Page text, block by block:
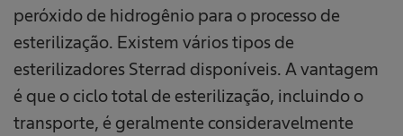
peróxido de hidrogênio para o processo de
esterilização. Existem vários tipos de
esterilizadores Sterrad disponíveis. A vantagem
é que o ciclo total de esterilização, incluindo o
transporte, é geralmente consideravelmente